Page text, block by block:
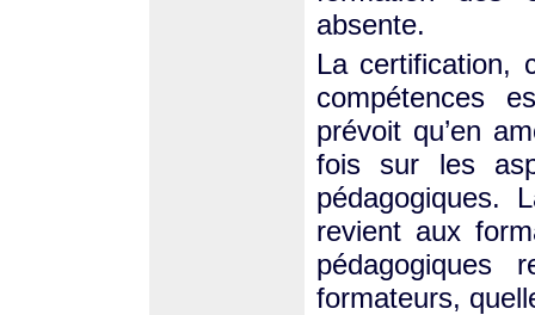
absente.
La certification,
compétences
prévoit qu’en
fois sur les
pédagogiques.
revient aux
pédagogiques
formateurs,